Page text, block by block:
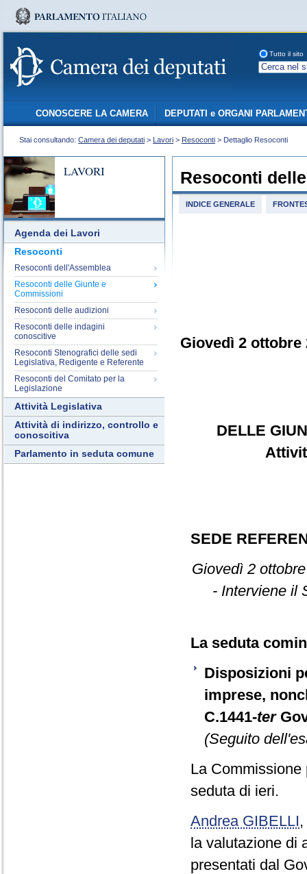
Tutto il sito
CONOSCERE LA CAMERA DEPUTATI e ORGANI
Stai consultando: Camera dei deputati > Lavori > Resoconti > Dettaglio Resoconti
LAVORI
Agenda dei Lavori
Resoconti
Resoconti dell'Assemblea
Resoconti delle Giunte e
Commissioni
Resoconti delle audizioni
Resoconti delle indagini
conoscitive
Resoconti Stenografici delle sedi
Legislativa, Redigente e Referente
Resoconti del Comitato per la
Legislazione
Attività Legislativa
Attività di indirizzo, controllo e
conoscitiva
Parlamento in seduta comune
Resoconti
INDICE GENERALE
Giovedì 2 ottobre
DELLE
SEDE
Giovedì 2
- Interviene il
La seduta
Disposizioni
imprese,
C.1441-ter
(Seguito
La
seduta di ieri.
Andrea GIBELLI,
la valutazione di
presentati dal